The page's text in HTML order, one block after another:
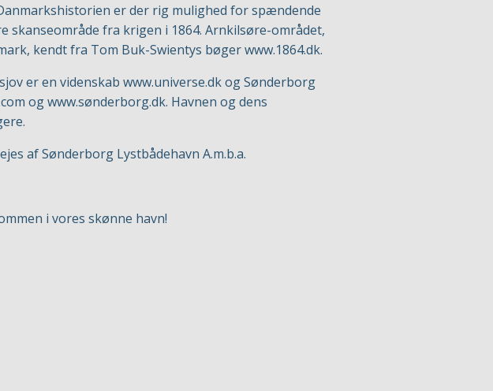
er der rig mulighed for spændende
skanseområde fra krigen i 1864. Arnkilsøre-området,
kendt fra Tom Buk-Swientys bøgerwww.1864.dk.
er en videnskab www.universe.dkog Sønderborg
ogwww.sønderborg.dk. Havnen og dens
af Sønderborg Lystbådehavn A.m.b.a.
i vores skønne havn!